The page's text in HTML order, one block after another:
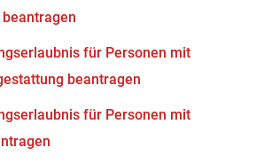
für Personen mit
beantragen
für Personen mit